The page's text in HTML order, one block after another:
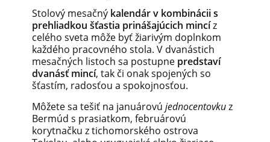
Stolový mesačný kalendár v kombinácii s
prehliadkou šťastia prinášajúcich mincíz
celého sveta môže byť žiarivým doplnkom
každého pracovného stola. V dvanástich
mesačných listoch sa postupne predstaví
dvanásť mincí, tak či onak spojených so
šťastím, radosťou a spokojnosťou.
Môžete sa tešiť na januárovú jednocentovkuz
Bermúd s prasiatkom, februárovú
korytnačku z tichomorského ostrova